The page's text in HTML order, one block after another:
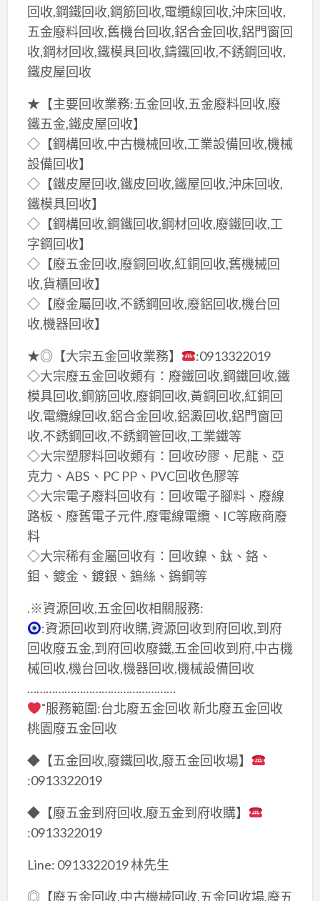
回收,鋼鐵回收,鋼筋回收,電纜線回收,沖床回收,
五金廢料回收,舊機台回收,鋁合金回收,鋁門窗回
收,鋼材回收,鐵模具回收,鑄鐵回收,不銹鋼回收,
鐵皮屋回收
★【主要回收業務:五金回收,五金廢料回收,廢
鐵五金,鐵皮屋回收】
◇【鋼構回收,中古機械回收,工業設備回收,機械
設備回收】
◇【鐵皮屋回收,鐵皮回收,鐵屋回收,沖床回收,
鐵模具回收】
◇【鋼構回收,鋼鐵回收,鋼材回收,廢鐵回收,工
字鋼回收】
◇【廢五金回收,廢銅回收,紅銅回收,舊機械回
收,貨櫃回收】
◇【廢金屬回收,不銹鋼回收,廢鋁回收,機台回
收,機器回收】
★◎【大宗五金回收業務】
:0913322019
◇大宗廢五金回收類有：廢鐵回收,鋼鐵回收,鐵
模具回收,鋼筋回收,廢銅回收,黃銅回收,紅銅回
收,電纜線回收,鋁合金回收,鋁澱回收,鋁門窗回
收,不銹鋼回收,不銹鋼管回收,工業鐵等
◇大宗塑膠料回收類有：回收矽膠、尼龍、亞
克力、ABS、PC PP、PVC回收色膠等
◇大宗電子廢料回收有：回收電子腳料、廢線
路板、廢舊電子元件,廢電線電纜、IC等廠商廢
料
◇大宗稀有金屬回收有：回收鎳、鈦、鉻、
鉬、鍍金、鍍銀、鎢絲、鎢鋼等
.※資源回收,五金回收相關服務:
:資源回收到府收購,資源回收到府回收,到府
回收廢五金,到府回收廢鐵,五金回收到府,中古機
械回收,機台回收,機器回收,機械設備回收
…………………………………………
˚服務範圍:台北廢五金回收 新北廢五金回收
桃園廢五金回收
◆【五金回收,廢鐵回收,廢五金回收場】
:0913322019
◆【廢五金到府回收,廢五金到府收購】
:0913322019
Line: 0913322019 林先生
◎【廢五金回收,中古機械回收,五金回收場,廢五